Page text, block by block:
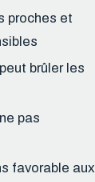
proches et
brûler les
pas
favorable aux